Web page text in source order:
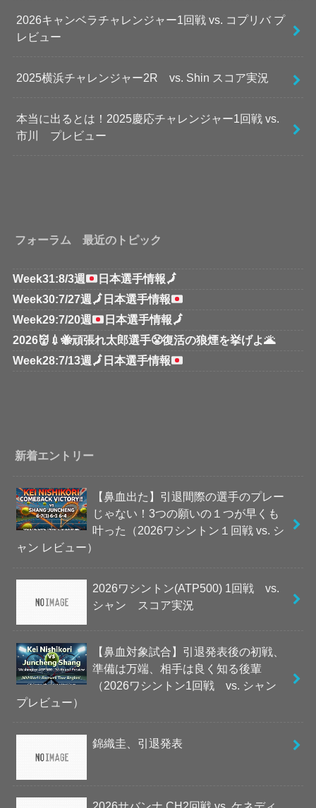
2026キャンベラチャレンジャー1回戦 vs. コプリバ プ
レビュー
2025横浜チャレンジャー2R vs. Shin スコア実況
本当に出るとは！2025慶応チャレンジャー1回戦 vs.
市川 プレビュー
フォーラム 最近のトピック
Week31:8/3週 日本選手情報🗾
Week30:7/27週 🗾 日本選手情報
Week29:7/20週
日本選手情報🗾
2026👹💉🐝頑張れ太郎選手😤復活の狼煙を挙げよ🌋
Week28:7/13週 🗾 日本選手情報
新着エントリー
【鼻血出た】引退間際の選手のプレー
じゃない！3つの願いの１つが早くも
叶った（2026ワシントン１回戦 vs. シ
ャン レビュー）
2026ワシントン(ATP500) 1回戦 vs.
シャン スコア実況
【鼻血対象試合】引退発表後の初戦、
準備は万端、相手は良く知る後輩
（2026ワシントン1回戦 vs. シャン
プレビュー）
錦織圭、引退発表